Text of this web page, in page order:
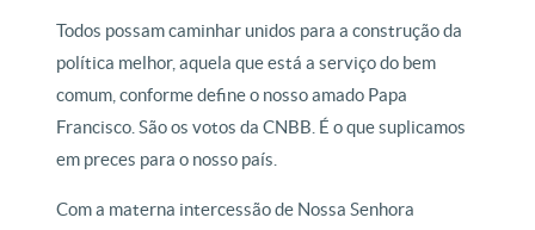
Todos possam caminhar unidos para a construção da
política melhor, aquela que está a serviço do bem
comum, conforme define o nosso amado Papa
Francisco. São os votos da CNBB. É o que suplicamos
em preces para o nosso país.
Com a materna intercessão de Nossa Senhora